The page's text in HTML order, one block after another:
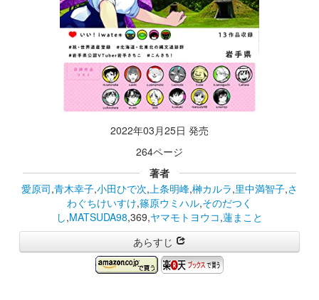
2022年03月25日 発売
264ページ
著者
愛原司,青木幸子,小田ひで次, 上条明峰,榊カルラ,里中満智子,さ
わぐちけいすけ,篠原ウミハル,そのだつく
し,MATSUDA98,369,ヤマモトヨウコ,蓮まこと
あらすじ